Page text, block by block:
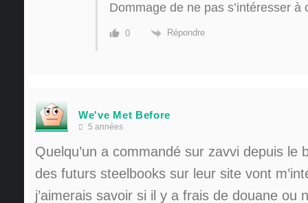
Dommage de ne pas s’intéresser à
0 Répondre
We've Met Before
5 années
Quelqu’un a commandé sur zavvi depuis le
des futurs steelbooks sur leur site vont
j’aimerais savoir si il y a frais de douane ou